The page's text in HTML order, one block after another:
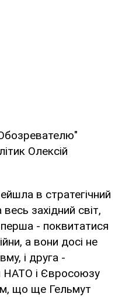
Олексій
в стратегічний
західний світ,
- поквитатися
а вони досі не
і друга -
НАТО і Євросоюзу
що ще Гельмут